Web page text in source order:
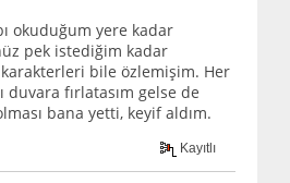
okuduğum yere kadar
pek istediğim kadar
karakterleri bile özlemişim. Her
duvara fırlatasım gelse de
bana yetti, keyif aldım.
Kayıtlı